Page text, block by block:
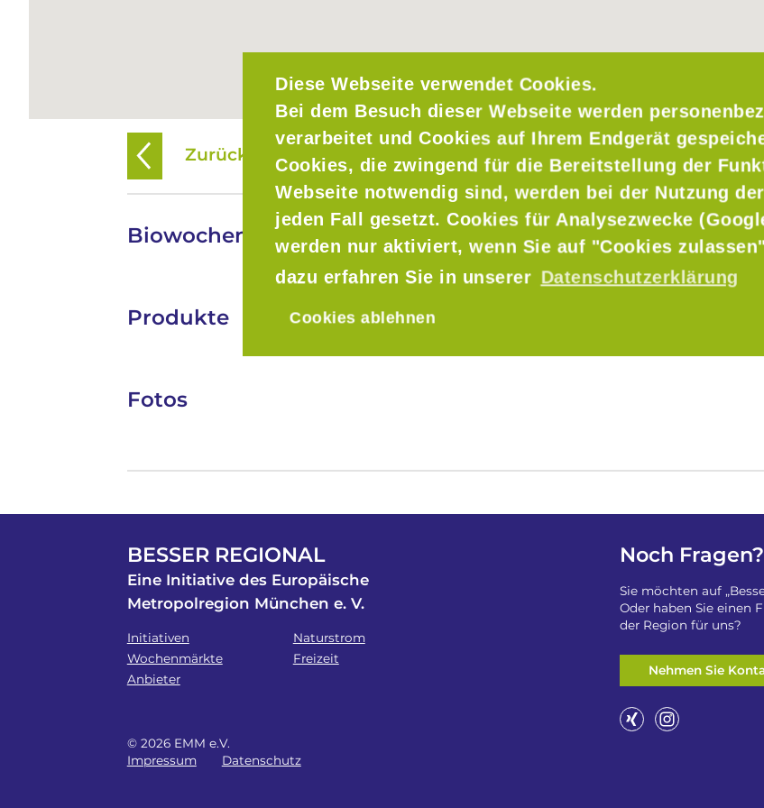
Diese Webseite verwendet Cookies.
Bei dem Besuch dieser Webseite werden
verarbeitet und Cookies auf Ihrem Endgerät
Cookies, die zwingend für die Bereitstellung der
Webseite notwendig sind, werden bei der Nutzung
jeden Fall gesetzt. Cookies für Analysezwecke
werden nur aktiviert, wenn Sie auf "Cookies
dazu erfahren Sie in unserer Datenschutzerklärung
Cookies ablehnen
Zurück zur Übersicht
Biowochenmarkt Starnberg Söcking
Produkte
Fotos
BESSER REGIONAL
Eine Initiative des Europäische
Metropolregion München e. V.
Initiativen
Wochenmärkte
Anbieter
Naturstrom
Freizeit
© 2026 EMM e.V.
Impressum
Datenschutz
Noch Fragen?
Sie möchten auf
Oder haben Sie einen
der Region für uns?
Nehmen Sie